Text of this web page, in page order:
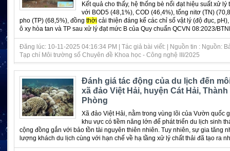
Kết quả cho thấy, hệ thống bè nổi đạt hiệu suất xử lý
với BOD5 (48,1%), COD (46,4%), tổng nitơ (TN)
pho (TP) (68,5%), đồng thời cải thiện đáng kể các chỉ số vật lý (độ đục,
ô xy hòa tan và TP sau xử lý đạt mức B của Quy chuẩn QCVN 08:2023/
Đăng lúc: 10-11-2025 04:16:34 PM | Tác giả bài viết: | Nguồn tin : Nguồn:
Tạp chí Môi trường số Chuyên đề Khoa học - Công nghệ III/2025
Đánh giá tác động của du lịch đến
xã đảo Việt Hải, huyện Cát Hải,
Phòng
Xã đảo Việt Hải, nằm trong vùng lõi của Vườn quốc
khu vực có tiềm năng lớn để phát triển du lịch sinh
cộng đồng gắn với bảo tồn tài nguyên thiên nhiên. Tuy nhiên, sự gia tăng
lượng khách du lịch cùng với hạn chế về hạ tầng xử lý chất thải đã tạo ra